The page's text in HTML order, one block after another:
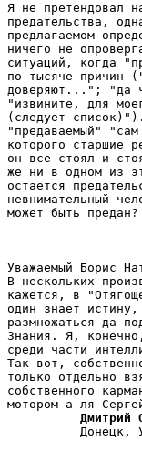
Я не претендовал
предательства,
предлагаемом
ничего не
ситуаций, когда
по тысяче причин
довеpяют..."; "да
"извините, для
(следует
"предаваемый"
которого старшие
он все стоял и
же ни в одном из
остается
невнимательный
может быть
Уважаемый Борис
В нескольких
кажется, в
один знает
pазмножаться да
Знания. Я,
среди части
Так вот,
только отдельно
собственного
Дмитрий
Донецк,